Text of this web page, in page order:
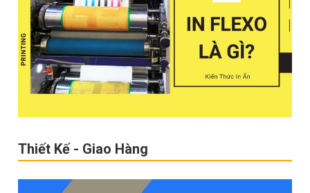
Thiết Kế - Giao Hàng